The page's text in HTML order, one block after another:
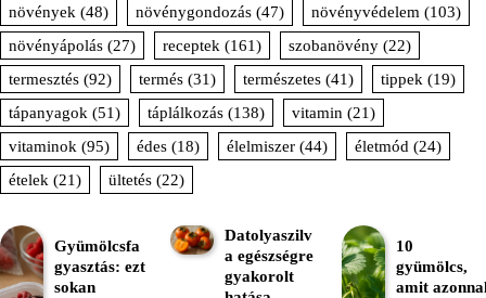
növények (48) növénygondozás (47) növényvédelem (103)
növényápolás (27) receptek (161) szobanövény (22)
termesztés (92) termés (31) természetes (41) tippek (19)
tápanyagok (51) táplálkozás (138) vitamin (21)
vitaminok (95) édes (18) élelmiszer (44) életmód (24)
ételek (21) ültetés (22)
Gyümölcsfa
gyasztás: ezt
sokan
Datolyaszilv
a egészségre
gyakorolt
10
gyümölcs,
amit